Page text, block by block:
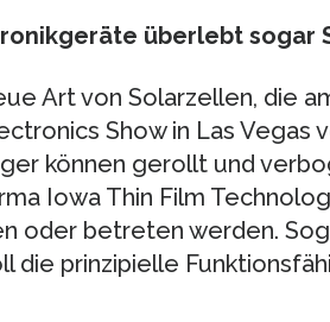
überlebt sogar
Art von Solarzellen, die
Show in Las Vegas
können gerollt und
Iowa Thin Film
oder betreten werden.
die prinzipielle